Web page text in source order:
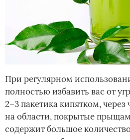
При регулярном
полностью избавить вас от
2–3 пакетика кипятком, через
на области, покрытые
содержит большое